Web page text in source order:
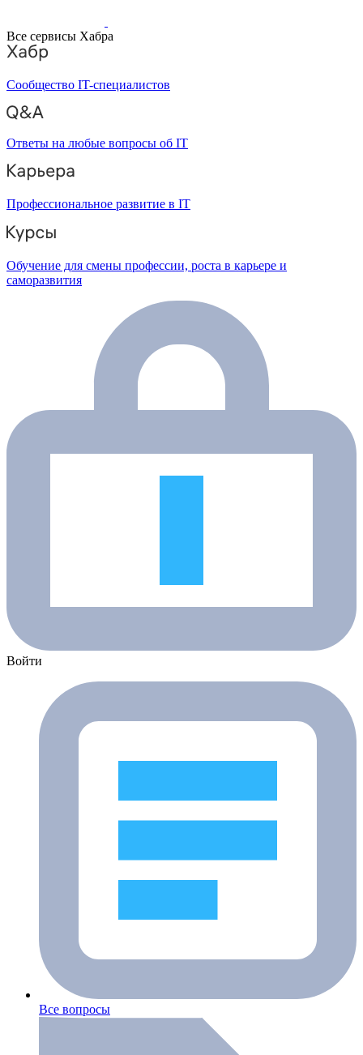
Все сервисы Хабра
Сообщество IT-специалистов
Ответы на любые вопросы об IT
Профессиональное развитие в IT
Обучение для смены профессии, роста в карьере и
саморазвития
Войти
Все вопросы